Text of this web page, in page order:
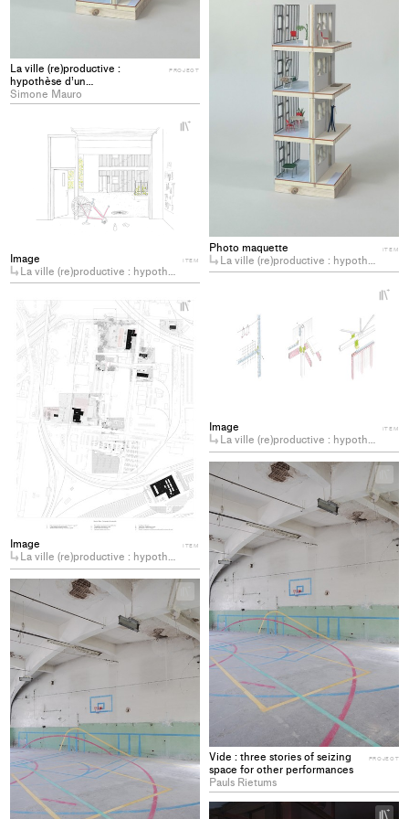
La ville (re)productive :
hypothèse d’un
redéveloppement anti-
spéculatif
Simone Mauro
PROJECT
Photo maquette
La ville (re)productive : hypothèse d’un redéveloppement anti-spéculatif
ITEM
Image
La ville (re)productive : hypothèse d’un redéveloppement anti-spéculatif
ITEM
+
Image
La ville (re)productive : hypothèse d’un redéveloppement anti-spéculatif
ITEM
+
Image
La ville (re)productive : hypothèse d’un redéveloppement anti-spéculatif
ITEM
+
Vide : three stories of seizing
space for other performances
Pauls Rietums
PROJECT
to
Add
project
to
collections
+